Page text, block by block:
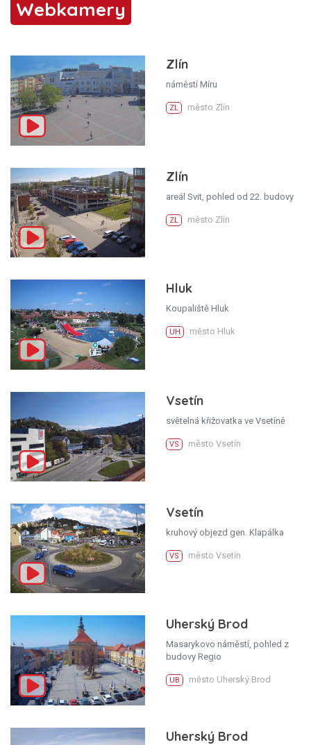
Webkamery
Zlín
náměstí Míru
ZL město Zlín
Zlín
areál Svit, pohled od 22. budovy
ZL město Zlín
Hluk
Koupaliště Hluk
UH město Hluk
Vsetín
světelná křižovatka ve Vsetíně
VS město Vsetín
Vsetín
kruhový objezd gen. Klapálka
VS město Vsetín
Uherský Brod
Masarykovo náměstí, pohled z
budovy Regio
UB město Uherský Brod
Uherský Brod